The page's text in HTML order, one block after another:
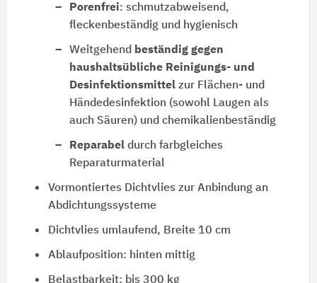
Porenfrei: schmutzabweisend,
fleckenbeständig und hygienisch
Weitgehend beständig gegen
haushaltsübliche Reinigungs- und
Desinfektionsmittelzur Flächen- und
Händedesinfektion (sowohl Laugen als
auch Säuren) und chemikalienbeständig
Reparabeldurch farbgleiches
Reparaturmaterial
Vormontiertes Dichtvlies zur Anbindung an
Abdichtungssysteme
Dichtvlies umlaufend, Breite 10 cm
Ablaufposition: hinten mittig
Belastbarkeit: bis 300 kg